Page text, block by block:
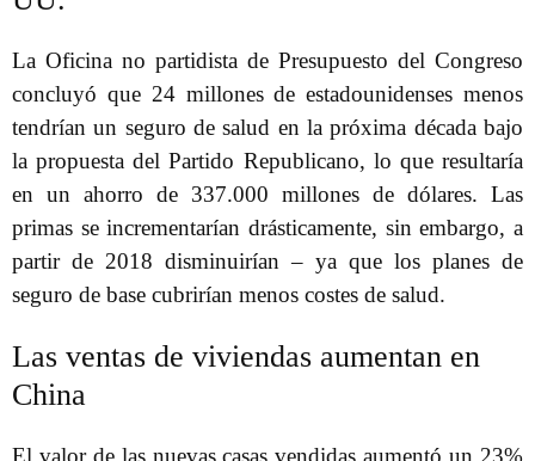
La Oficina no partidista de Presupuesto del Congreso
concluyó que 24 millones de estadounidenses menos
tendrían un seguro de salud en la próxima década bajo
la propuesta del Partido Republicano, lo que resultaría
en un ahorro de 337.000 millones de dólares. Las
primas se incrementarían drásticamente, sin embargo, a
partir de 2018 disminuirían – ya que los planes de
seguro de base cubrirían menos costes de salud.
Las ventas de viviendas aumentan en
China